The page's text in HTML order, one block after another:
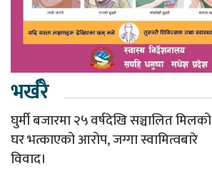
भर्खरै
घुर्मी बजारमा २५ वर्षदेखि सञ्चालित मिलको
घर भत्काएको आरोप, जग्गा स्वामित्वबारे
विवाद।